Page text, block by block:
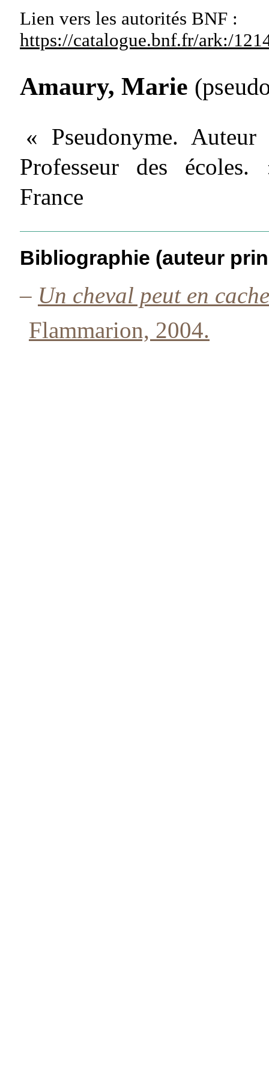
Lien vers les autorités BNF :
https://catalogue.bnf.fr/ark:/
Amaury, Marie
« Pseudonyme. Auteur
Professeur des
France
Bibliographie (auteur
– Un cheval peut en
Flammarion, 2004.